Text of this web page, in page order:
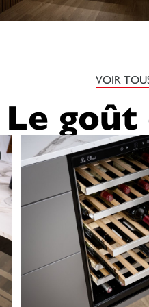
VOIR
Le